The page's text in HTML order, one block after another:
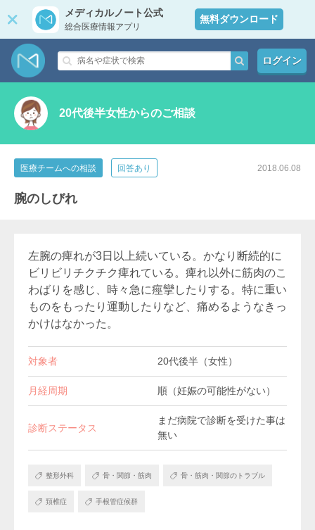
メディカルノート公式
総合医療情報アプリ
無料ダウンロード
ログイン
20代後半女性からのご相談
医療チームへの相談 回答あり 2018.06.08
腕のしびれ
左腕の痺れが3日以上続いている。かなり断続的に
ビリビリチクチク痺れている。痺れ以外に筋肉のこ
わばりを感じ、時々急に痙攣したりする。特に重い
ものをもったり運動したりなど、痛めるようなきっ
かけはなかった。
対象者 20代後半（女性）
月経周期 順（妊娠の可能性がない）
診断ステータス
まだ病院で診断を受けた事は
無い
整形外科 骨・関節・筋肉 骨・筋肉・関節のトラブル
頚椎症 手根管症候群